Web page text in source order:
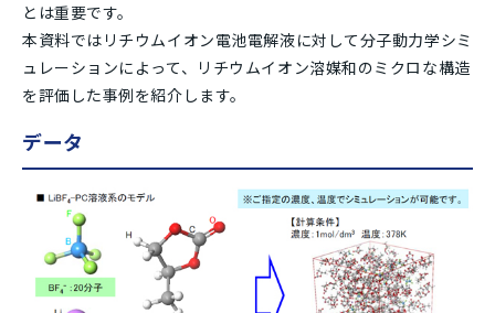
とは重要です。
本資料ではリチウムイオン電池電解液に対して分子動力学シミ
ュレーションによって、リチウムイオン溶媒和のミクロな構造
を評価した事例を紹介します。
データ